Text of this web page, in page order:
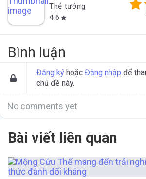
Thẻ tướng
4.6 star
Bình luận
Đăng ký hoặc Đăng nhập để
chủ đề này.
No comments yet
Bài viết liên quan